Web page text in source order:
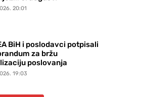
20:01
BiH i poslodavci potpisali
za bržu
poslovanja
19:03